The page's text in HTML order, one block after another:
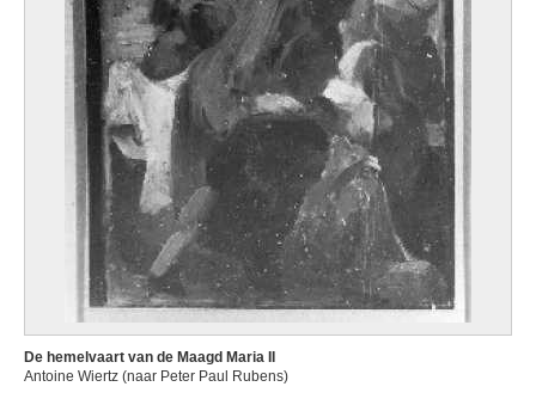
De hemelvaart van de Maagd Maria II
Antoine Wiertz (naar Peter Paul Rubens)